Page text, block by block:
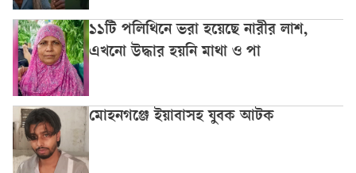
১১টি পলিথিনে ভরা হয়েছে নারীর লাশ,
এখনো উদ্ধার হয়নি মাথা ও পা
মোহনগঞ্জে ইয়াবাসহ যুবক আটক